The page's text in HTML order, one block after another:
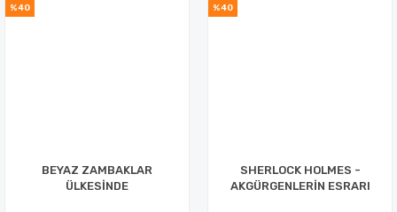
%40
BEYAZ ZAMBAKLAR
ÜLKESİNDE
%40
SHERLOCK HOLMES -
AKGÜRGENLERİN ESRARI